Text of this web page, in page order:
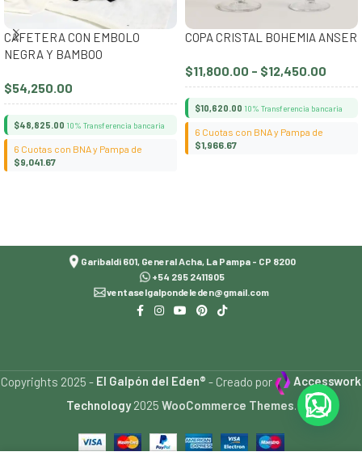
CAFETERA CON EMBOLO
NEGRA Y BAMBOO
$54,250.00
$48,825.00 10% Transferencia bancaria
6 Cuotas con BNA y Pampa de
$9,041.67
COPA CRISTAL BOHEMIA ANSER
$11,800.00 - $12,450.00
$10,620.00 10% Transferencia bancaria
6 Cuotas con BNA y Pampa de
$1,966.67
Garibaldi 601, General Acha, La Pampa - CP 8200
+54 295 2411905
ventaselgalpondeleden@gmail.com
Copyrights 2025 - El Galpón del Eden® - Creado por
Accesswork
Technology2025 WooCommerce Themes.